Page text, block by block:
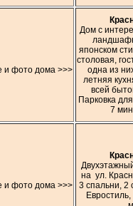
и фото дома >>>
Дом с
японском
столовая,
одна из
летняя
всей
Парковка
7
и фото дома >>>
на ул.
3 спальни, 2